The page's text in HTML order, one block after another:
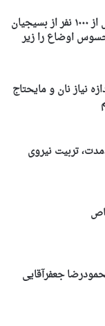
فرمانده سپاه شاهرود: بیش از ۱۰۰۰ نفر از بسیجیان
اوضاع را زیر
نیاز نان و مایحتاج
تربیت نیروی
جعفرآقایی